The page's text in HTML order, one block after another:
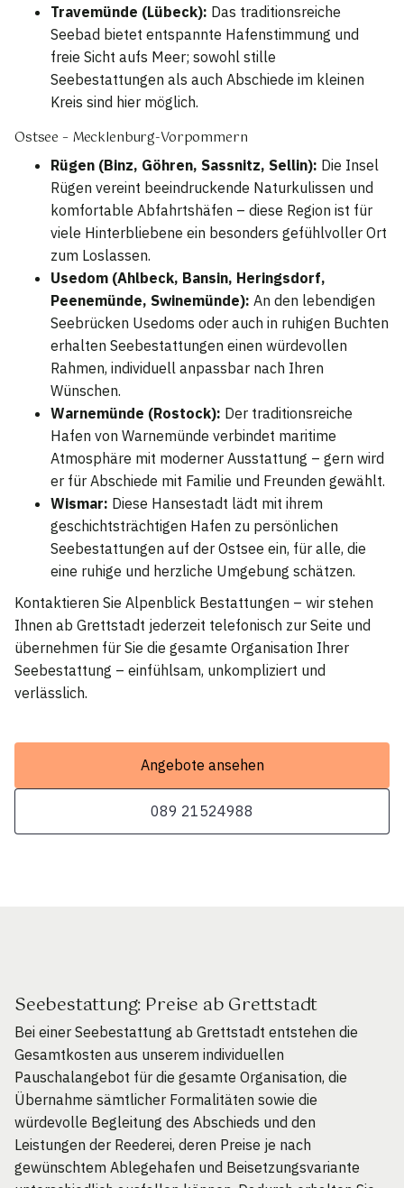
Travemünde (Lübeck): Das traditionsreiche
Seebad bietet entspannte Hafenstimmung und
freie Sicht aufs Meer; sowohl stille
Seebestattungen als auch Abschiede im kleinen
Kreis sind hier möglich.
Ostsee – Mecklenburg-Vorpommern
Rügen (Binz, Göhren, Sassnitz, Sellin): Die Insel
Rügen vereint beeindruckende Naturkulissen und
komfortable Abfahrtshäfen – diese Region ist für
viele Hinterbliebene ein besonders gefühlvoller Ort
zum Loslassen.
Usedom (Ahlbeck, Bansin, Heringsdorf,
Peenemünde, Swinemünde): An den lebendigen
Seebrücken Usedoms oder auch in ruhigen Buchten
erhalten Seebestattungen einen würdevollen
Rahmen, individuell anpassbar nach Ihren
Wünschen.
Warnemünde (Rostock): Der traditionsreiche
Hafen von Warnemünde verbindet maritime
Atmosphäre mit moderner Ausstattung – gern wird
er für Abschiede mit Familie und Freunden gewählt.
Wismar: Diese Hansestadt lädt mit ihrem
geschichtsträchtigen Hafen zu persönlichen
Seebestattungen auf der Ostsee ein, für alle, die
eine ruhige und herzliche Umgebung schätzen.
Kontaktieren Sie Alpenblick Bestattungen – wir stehen
Ihnen ab Grettstadt jederzeit telefonisch zur Seite und
übernehmen für Sie die gesamte Organisation Ihrer
Seebestattung – einfühlsam, unkompliziert und
verlässlich.
Angebote ansehen
089 21524988
Seebestattung: Preise ab Grettstadt
Bei einer Seebestattung ab Grettstadt entstehen die
Gesamtkosten aus unserem individuellen
Pauschalangebot für die gesamte Organisation, die
Übernahme sämtlicher Formalitäten sowie die
würdevolle Begleitung des Abschieds und den
Leistungen der Reederei, deren Preise je nach
gewünschtem Ablegehafen und Beisetzungsvariante